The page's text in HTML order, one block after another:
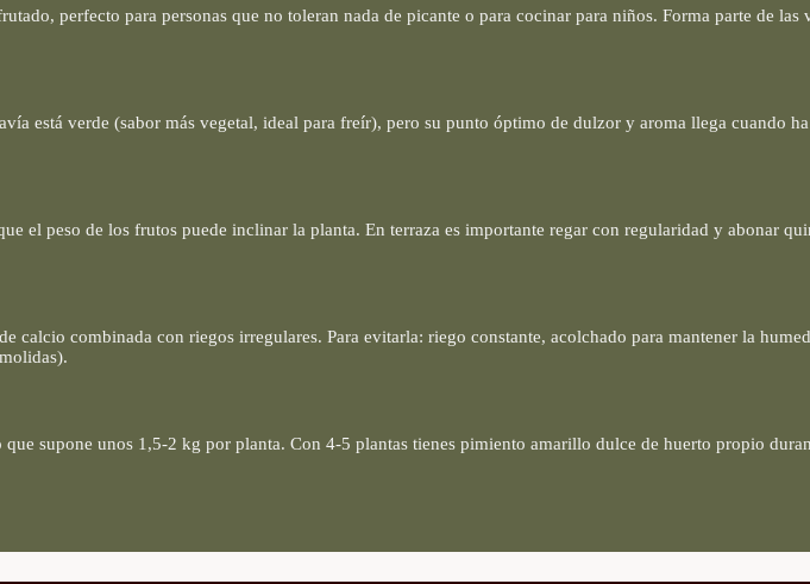
perfecto para personas que no toleran nada de picante o para cocinar para niños. Forma parte de las
está verde (sabor más vegetal, ideal para freír), pero su punto óptimo de dulzor y aroma llega cuando
el peso de los frutos puede inclinar la planta. En terraza es importante regar con regularidad y abonar
combinada con riegos irregulares. Para evitarla: riego constante, acolchado para mantener la
supone unos 1,5-2 kg por planta. Con 4-5 plantas tienes pimiento amarillo dulce de huerto propio